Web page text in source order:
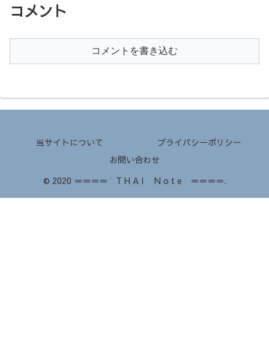
コメント
コメントを書き込む
当サイトについて
プライバシーポリシー
お問い合わせ
© 2020 ＝＝＝＝ T H A I N o t e ＝＝＝＝.